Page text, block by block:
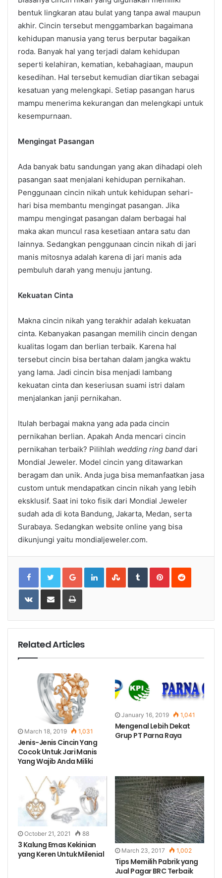
bentuk lingkaran atau bulat yang tanpa awal maupun
akhir. Cincin tersebut menggambarkan bagaimana
kehidupan manusia yang terus berputar bagaikan
roda. Banyak hal yang terjadi dalam kehidupan
seperti kelahiran, kematian, kebahagiaan, maupun
kesedihan. Hal tersebut kemudian diartikan sebagai
kesatuan yang melengkapi. Setiap pasangan harus
mampu menerima kekurangan dan melengkapi untuk
kesempurnaan.
Mengingat Pasangan
Ada banyak batu sandungan yang akan dihadapi oleh
pasangan saat menjalani kehidupan pernikahan.
Penggunaan cincin nikah untuk kehidupan sehari-
hari bisa membantu mengingat pasangan. Jika
mampu mengingat pasangan dalam berbagai hal
maka akan muncul rasa kesetiaan antara satu dan
lainnya. Sedangkan penggunaan cincin nikah di jari
manis mitosnya adalah karena di jari manis ada
pembuluh darah yang menuju jantung.
Kekuatan Cinta
Makna cincin nikah yang terakhir adalah kekuatan
cinta. Kebanyakan pasangan memilih cincin dengan
kualitas logam dan berlian terbaik. Karena hal
tersebut cincin bisa bertahan dalam jangka waktu
yang lama. Jadi cincin bisa menjadi lambang
kekuatan cinta dan keseriusan suami istri dalam
menjalankan janji pernikahan.
Itulah berbagai makna yang ada pada cincin
pernikahan berlian. Apakah Anda mencari cincin
pernikahan terbaik? Pilihlah wedding ring band dari
Mondial Jeweler. Model cincin yang ditawarkan
beragam dan unik. Anda juga bisa memanfaatkan jasa
custom untuk mendapatkan cincin nikah yang lebih
eksklusif. Saat ini toko fisik dari Mondial Jeweler
sudah ada di kota Bandung, Jakarta, Medan, serta
Surabaya. Sedangkan website online yang bisa
dikunjungi yaitu mondialjeweler.com.
Google+LinkedInStumbleUpon
TumblrPinterestReddit
VKontakteShare
Email
Print
Related Articles
March 18, 2019 1,031
Jenis-Jenis Cincin Yang
Cocok Untuk Jari Manis
Yang Wajib Anda Miliki
January 16, 2019 1,041
Mengenal Lebih Dekat
Grup PT Parna Raya
October 21, 2021 88
3 Kalung Emas Kekinian
yang Keren Untuk Milenial
March 23, 2017 1,002
Tips Memilih Pabrik yang
Jual Pagar BRC Terbaik